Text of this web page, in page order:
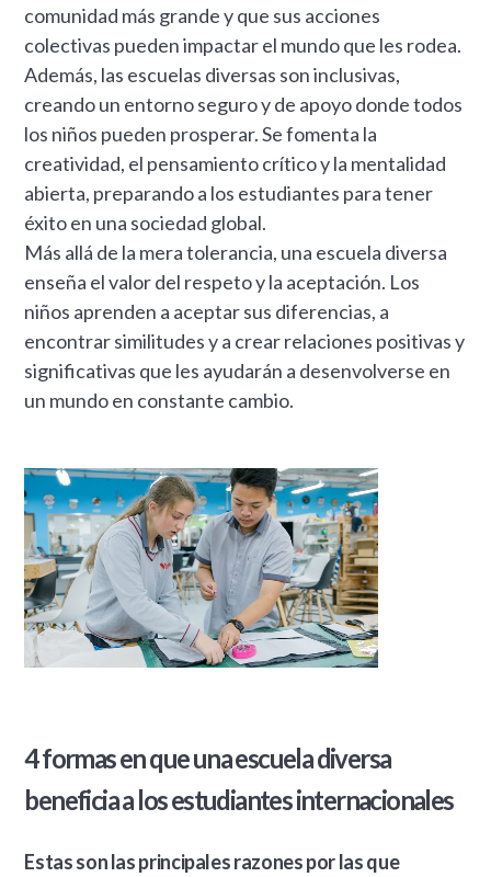
comunidad más grande y que sus acciones
colectivas pueden impactar el mundo que les rodea.
Además, las escuelas diversas son inclusivas,
creando un entorno seguro y de apoyo donde todos
los niños pueden prosperar. Se fomenta la
creatividad, el pensamiento crítico y la mentalidad
abierta, preparando a los estudiantes para tener
éxito en una sociedad global.
Más allá de la mera tolerancia, una escuela diversa
enseña el valor del respeto y la aceptación. Los
niños aprenden a aceptar sus diferencias, a
encontrar similitudes y a crear relaciones positivas y
significativas que les ayudarán a desenvolverse en
un mundo en constante cambio.
4 formas en que una escuela diversa
beneficia a los estudiantes internacionales
Estas son las principales razones por las que